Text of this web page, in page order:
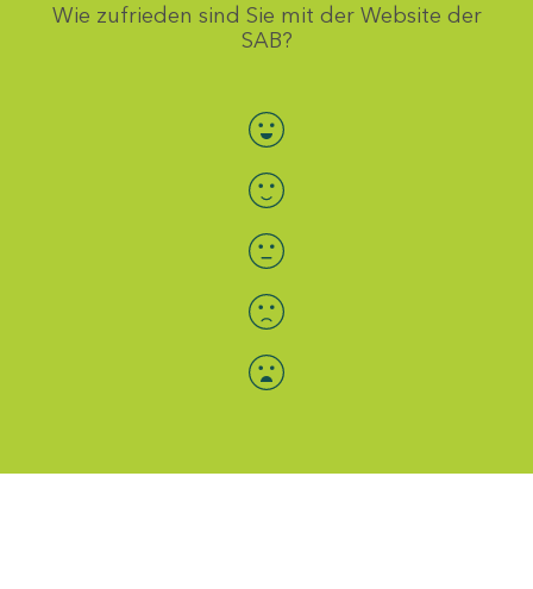
Wie zufrieden sind Sie mit der Website der
SAB?
Bewertung auswählen